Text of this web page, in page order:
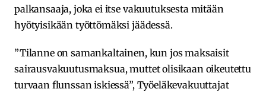
palkansaaja, joka ei itse vakuutuksesta mitään
hyötyisikään työttömäksi jäädessä.
”Tilanne on samankaltainen, kun jos maksaisit
sairausvakuutusmaksua, muttet olisikaan oikeutettu
turvaan flunssan iskiessä”, Työeläkevakuuttajat